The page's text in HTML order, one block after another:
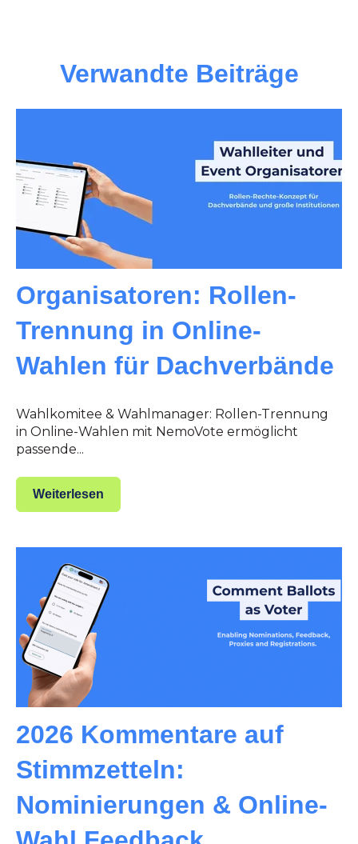
Verwandte Beiträge
Organisatoren: Rollen-
Trennung in Online-
Wahlen für Dachverbände
Wahlkomitee & Wahlmanager: Rollen-Trennung
in Online-Wahlen mit NemoVote ermöglicht
passende...
Weiterlesen
2026 Kommentare auf
Stimmzetteln:
Nominierungen & Online-